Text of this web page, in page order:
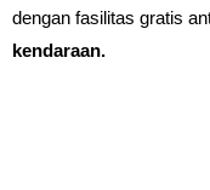
dengan fasilitas gratis
kendaraan.